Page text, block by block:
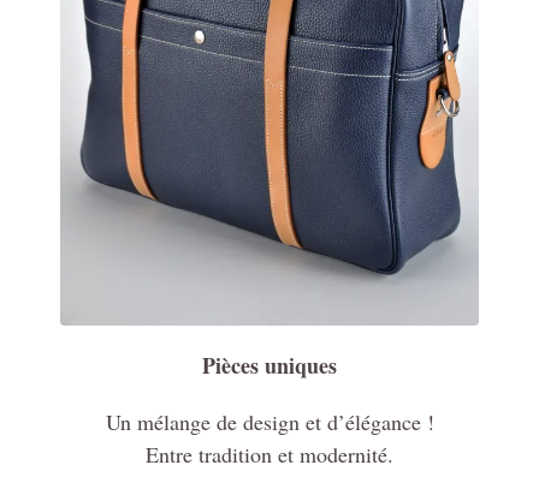
Pièces uniques
Un mélange de design et d’élégance !
Entre tradition et modernité.